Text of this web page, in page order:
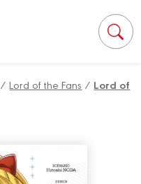
/Lord of the Fans / Lord of